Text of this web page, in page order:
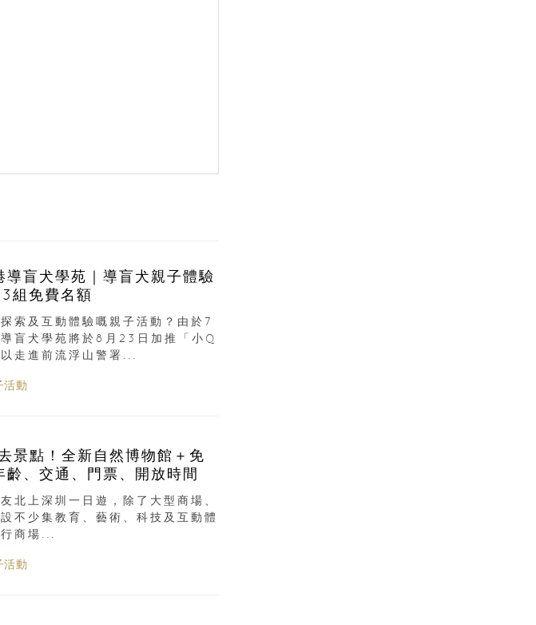
導盲犬學苑｜導盲犬親子體驗
組免費名額
索及互動體驗嘅親子活動？由於7
盲犬學苑將於8月23日加推「小Q
走進前流浮山警署...
活動
景點！全新自然博物館＋免
、交通、門票、開放時間
北上深圳一日遊，除了大型商場、
不少集教育、藝術、科技及互動體
商場...
活動